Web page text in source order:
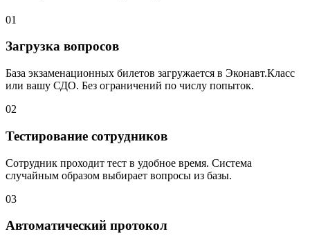
01
Загрузка вопросов
База экзаменационных билетов загружается в Эконавт.Класс
или вашу СДО. Без ограничений по числу попыток.
02
Тестирование сотрудников
Сотрудник проходит тест в удобное время. Система
случайным образом выбирает вопросы из базы.
03
Автоматический протокол